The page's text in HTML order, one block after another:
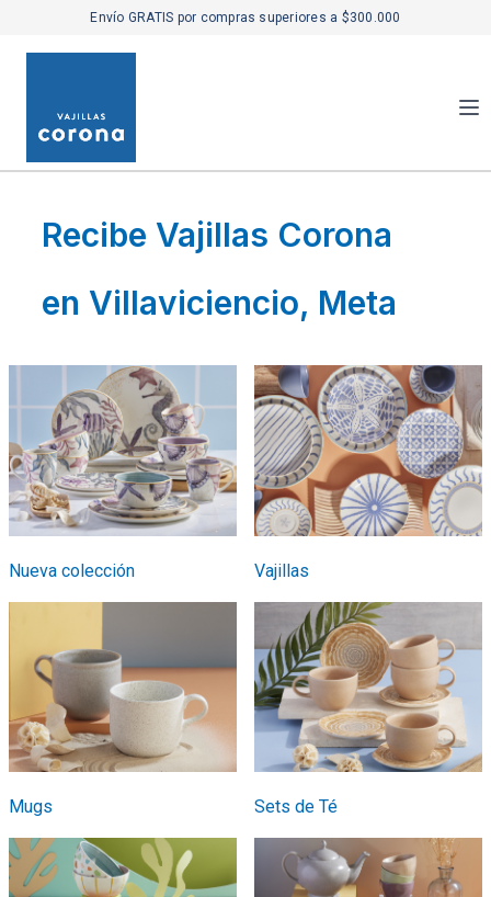
Envío GRATIS por compras superiores a $300.000
Recibe Vajillas Corona
en Villaviciencio, Meta
Nueva colección Vajillas
Mugs Sets de Té